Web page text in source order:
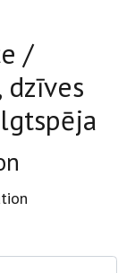
/
dzīves